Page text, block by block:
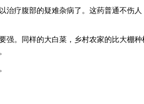
疗腹部的疑难杂病了。这药普通不伤
。同样的大白菜，乡村农家的比大棚